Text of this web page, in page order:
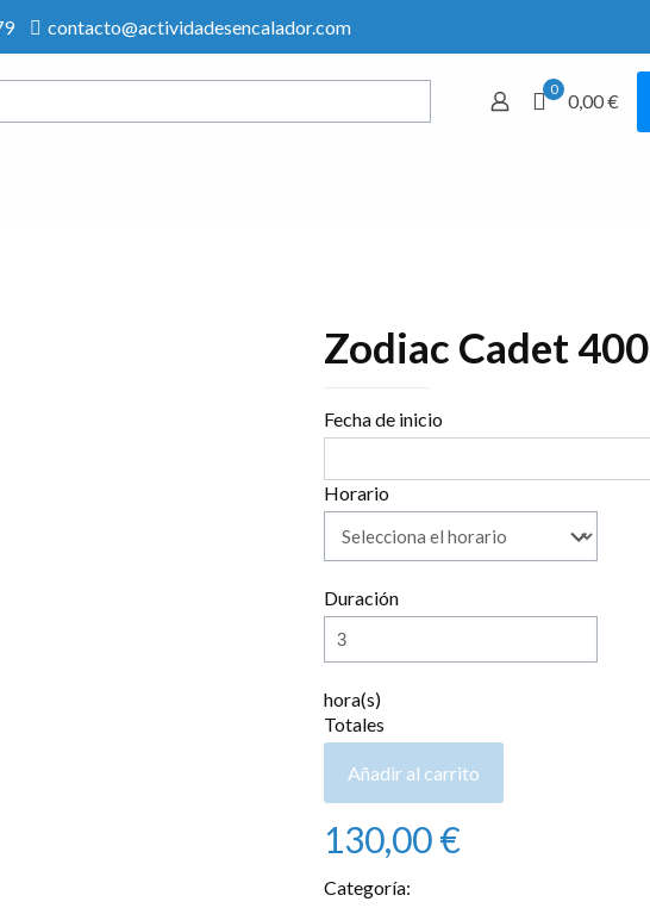
contacto@actividadesencalador.com
0
0,00 €
Zodiac Cadet 400
Fecha de inicio
Horario
Duración
hora(s)
Totales
Añadir al carrito
130,00€
Categoría: